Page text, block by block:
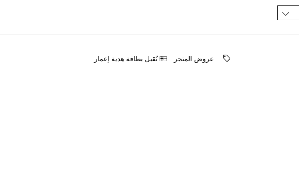
ﻋﺮﻭﺽ اﻟﻤﺘﺠﺮ ﺗُﻘﺒﻞ ﺑﻄﺎﻗﺔ ﻫﺪﻳﺔ ﺇﻋﻤﺎﺭ